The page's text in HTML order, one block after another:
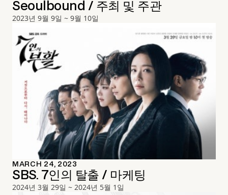
Seoulbound / 주최 및 주관
2023년 9월 9일 ~ 9월 10일
MARCH 24, 2023
SBS. 7인의 탈출 / 마케팅
2024년 3월 29일 ~ 2024년 5월 1일